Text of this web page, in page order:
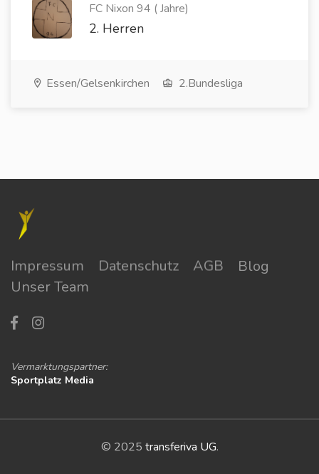
FC Nixon 94 ( Jahre)
2. Herren
Essen/Gelsenkirchen 2.Bundesliga
Impressum Datenschutz AGB
Blog
Unser Team
Vermarktungspartner:
Sportplatz Media
© 2025 transferiva UG.